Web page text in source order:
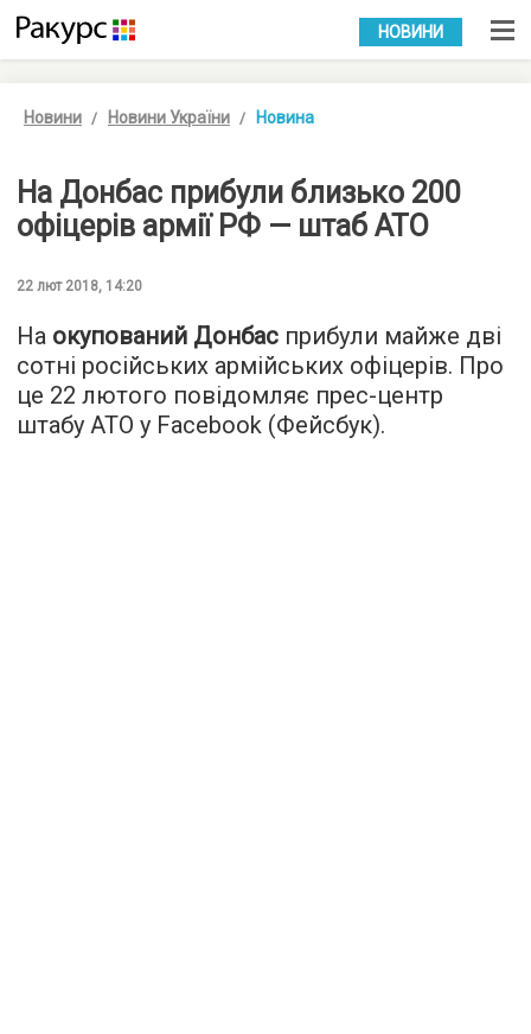
УКР РУС
НОВИНИ
Новини Новини України Новина
На Донбас прибули близько 200
офіцерів армії РФ — штаб АТО
22 лют 2018, 14:20
На окупований Донбас прибули майже дві
сотні російських армійських офіцерів. Про
це 22 лютого повідомляє прес-центр
штабу АТО у Facebook (Фейсбук).